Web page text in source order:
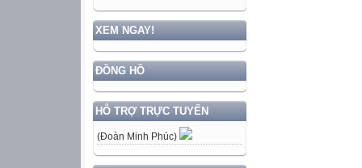
XEM NGAY!
ĐỒNG HỒ
HỖ TRỢ TRỰC TUYẾN
(Đoàn Minh Phúc)